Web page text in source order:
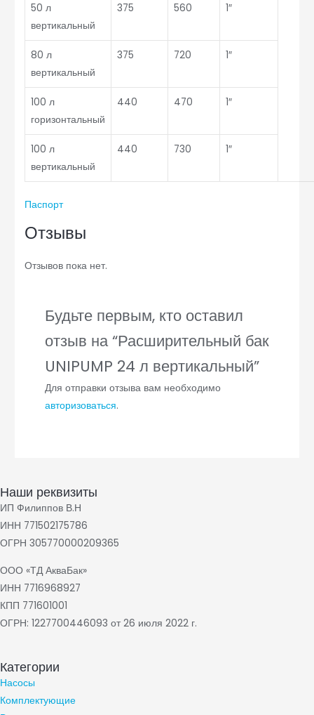
50 л
вертикальный
375 560 1″
80 л
вертикальный
375 720 1″
100 л
горизонтальный
440 470 1″
100 л
вертикальный
440 730 1″
Паспорт
Отзывы
Отзывов пока нет.
Будьте первым, кто оставил
отзыв на “Расширительный бак
UNIPUMP 24 л вертикальный”
Для отправки отзыва вам необходимо
авторизоваться.
Наши реквизиты
ИП Филиппов В.Н
ИНН 771502175786
ОГРН 305770000209365
ООО «ТД АкваБак»
ИНН 7716968927
КПП 771601001
ОГРН: 1227700446093 от 26 июля 2022 г.
Категории
Насосы
Комплектующие